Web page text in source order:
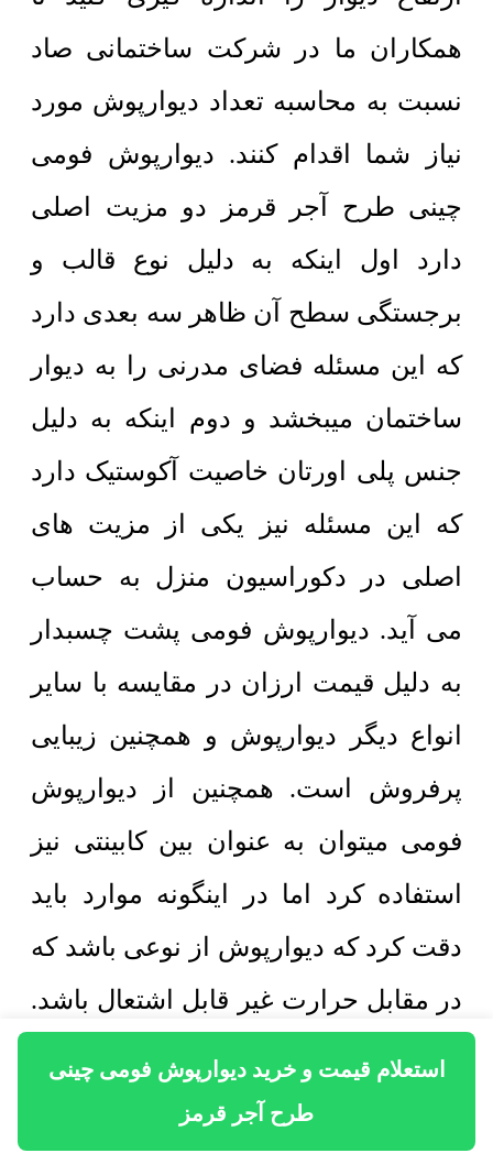
استعلام قیمت و خرید دیوارپوش فومی چینی
طرح آجر قرمز
همکاران ما در شرکت ساختمانی صاد
نسبت به محاسبه تعداد دیوارپوش مورد
نیاز شما اقدام کنند. دیوارپوش فومی
چینی طرح آجر قرمز دو مزیت اصلی
دارد اول اینکه به دلیل نوع قالب و
برجستگی سطح آن ظاهر سه بعدی دارد
که این مسئله فضای مدرنی را به دیوار
ساختمان میبخشد و دوم اینکه به دلیل
جنس پلی اورتان خاصیت آکوستیک دارد
که این مسئله نیز یکی از مزیت های
اصلی در دکوراسیون منزل به حساب
می آید. دیوارپوش فومی پشت چسبدار
به دلیل قیمت ارزان در مقایسه با سایر
انواع دیگر دیوارپوش و همچنین زیبایی
پرفروش است. همچنین از دیوارپوش
فومی میتوان به عنوان بین کابینتی نیز
استفاده کرد اما در اینگونه موارد باید
دقت کرد که دیوارپوش از نوعی باشد که
در مقابل حرارت غیر قابل اشتعال باشد.
در اینگونه موارد دیوارپوش فومی پشت
چسبدار نباید اشتعال زا باشد به این